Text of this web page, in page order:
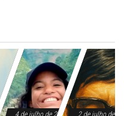
4 de julho de 2025 2 de julho de